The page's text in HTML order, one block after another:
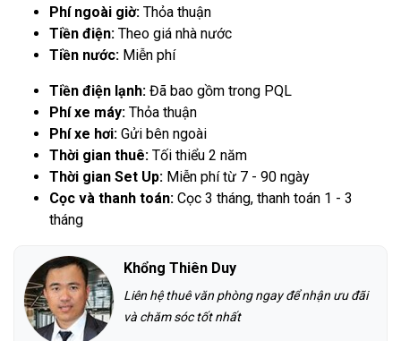
Phí ngoài giờ: Thỏa thuận
Tiền điện: Theo giá nhà nước
Tiền nước: Miễn phí
Tiền điện lạnh: Đã bao gồm trong PQL
Phí xe máy: Thỏa thuận
Phí xe hơi: Gửi bên ngoài
Thời gian thuê: Tối thiểu 2 năm
Thời gian Set Up: Miễn phí từ 7 - 90 ngày
Cọc và thanh toán: Cọc 3 tháng, thanh toán 1 - 3
tháng
Khổng Thiên Duy
Liên hệ thuê văn phòng ngay để nhận ưu đãi
và chăm sóc tốt nhất